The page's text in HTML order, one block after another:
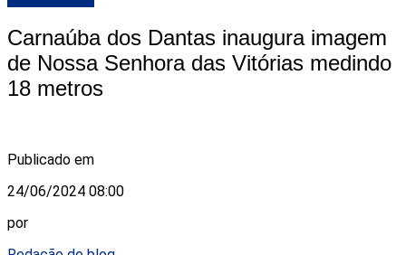
Carnaúba dos Dantas inaugura imagem
de Nossa Senhora das Vitórias medindo
18 metros
Publicado em
24/06/2024 08:00
por